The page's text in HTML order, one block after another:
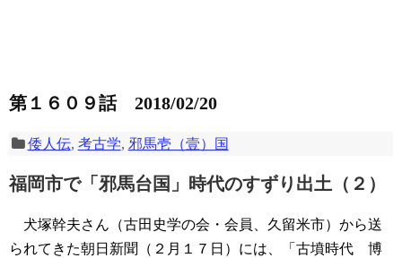
第１６０９話 2018/02/20
倭人伝, 考古学, 邪馬壱（壹）国
福岡市で「邪馬台国」時代のすずり出土（２）
犬塚幹夫さん（古田史学の会・会員、久留米市）から送
られてきた朝日新聞（２月１７日）には、「古墳時代 博